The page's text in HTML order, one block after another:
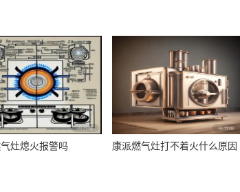
灶熄火报警吗 康派燃气灶打不着火什么原因